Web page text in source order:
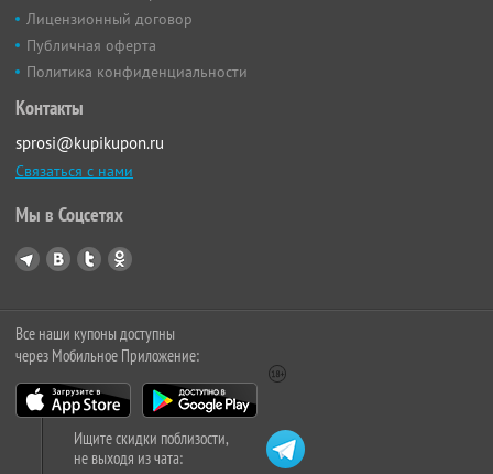
Лицензионный договор
Публичная оферта
Политика конфиденциальности
Контакты
sprosi@kupikupon.ru
Связаться с нами
Мы в Соцсетях
Все наши купоны доступны
через Мобильное Приложение:
Ищите скидки поблизости,
не выходя из чата: